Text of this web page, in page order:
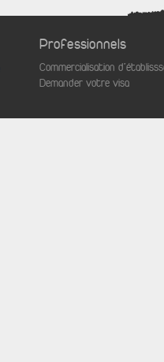
Professionnels
Commercialisation
Demander votre visa